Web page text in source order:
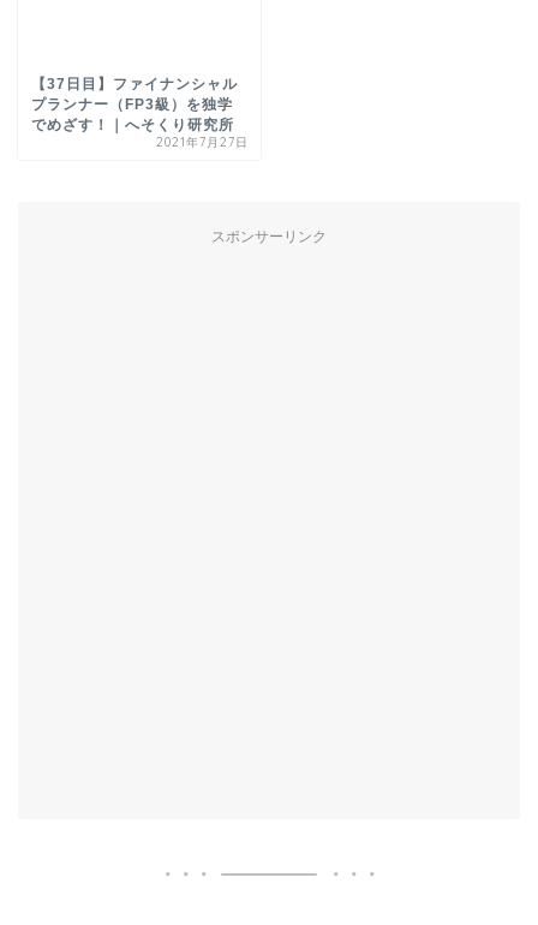
【37日目】ファイナンシャル
プランナー（FP3級）を独学
でめざす！｜へそくり研究所
2021年7月27日
スポンサーリンク